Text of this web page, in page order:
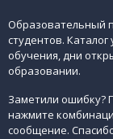
Образовательный
студентов.
обучения, дни
образовании.
Заметили ошибку?
нажмите
сообщение.